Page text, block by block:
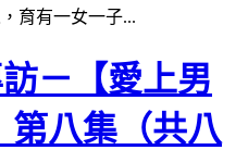
育有一女一子...
－【愛上男
第八集（共八